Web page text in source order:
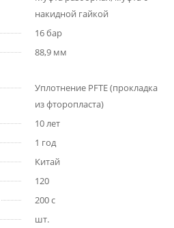
накидной гайкой
16 бар
88,9 мм
Уплотнение PFTE (прокладка
из фторопласта)
10 лет
1 год
Китай
120
200 с
шт.